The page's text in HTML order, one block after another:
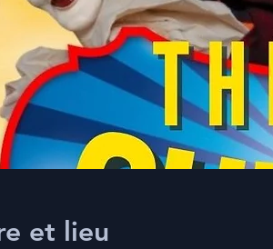
et lieu